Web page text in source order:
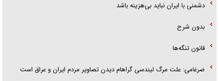
دشمنی با ایران نباید بی‌هزینه باشد
بدون شرح
قانون تنگه‌ها
ضرغامی: علت مرگ لیندسی گراهام دیدن تصاویر مردم ایران و عراق است